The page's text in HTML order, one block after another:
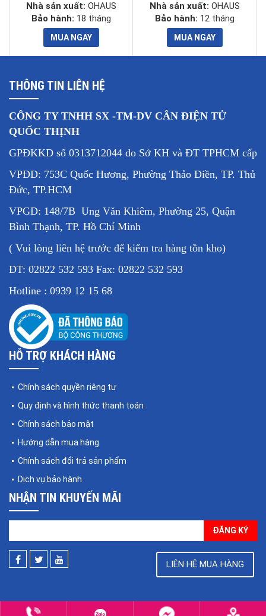
Nhà sản xuất: OHAUS
Bảo hành: 18 tháng
Nhà sản xuất: OHAUS
Bảo hành: 12 tháng
THÔNG TIN LIÊN HỆ
CÔNG TY TNHH SX -TM-DV CÂN ĐIỆN TỬ
QUỐC THỊNH
GPĐKKD số 0313712044 do Sở KH và ĐT TPHCM cấp
VPĐD: 753C Quốc Hương, Phường Thảo Điền, TP. Thủ
Đức, TP.HCM
VPGD: 148/7B Ung Văn Khiêm, Phường 25, Quận
Bình Thạnh, TP. Hồ Chí Minh
( Vui lòng liên hệ trước để kiểm tra hàng tồn kho)
ĐT: 02822 532 593 Fax: 02822 532 593
Hotline : 0939 12 15 68
HỖ TRỢ KHÁCH HÀNG
Chính sách quyền riêng tư
Quy định và hình thức thanh toán
Chính sách bảo mật
Hướng dẫn mua hàng
Chính sách đổi trả sản phẩm
Dịch vụ bảo hành
NHẬN TIN KHUYẾN MÃI
ĐĂNG KÝ